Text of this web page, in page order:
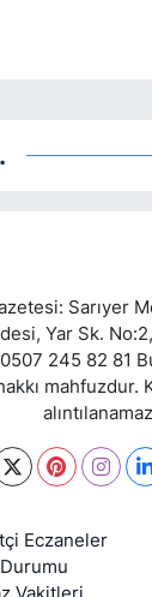
Sarıyer
Yar Sk.
245 82 81
mahfuzdur.
Eczaneler